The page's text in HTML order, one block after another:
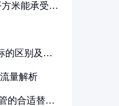
米能承受多
的区别及其
量解析
的合适替代